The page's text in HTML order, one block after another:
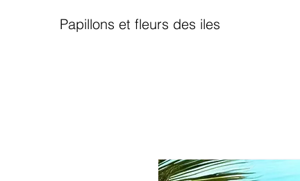
Papillons et fleurs des iles